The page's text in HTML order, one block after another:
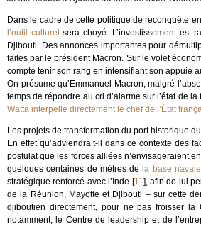
Dans le cadre de cette politique de reconquête
l’outil culturel sera choyé. L’investissement est
Djibouti. Des annonces importantes pour
faites par le président Macron. Sur le volet
compte tenir son rang en intensifiant son appuie
On présume qu’Emmanuel Macron, malgré
temps de répondre au cri d’alarme sur l’état de
Watta interpelle directement le chef de l’État
Les projets de transformation du port historique
En effet qu’adviendra t-il dans ce contexte des
postulat que les forces alliées n’envisageraient
quelques centaines de mètres de la base
stratégique renforcé avec l’Inde [11], afin de lui
de la Réunion, Mayotte et Djibouti – sur cette
djiboutien directement, pour ne pas froisser
notamment, le Centre de leadership et de